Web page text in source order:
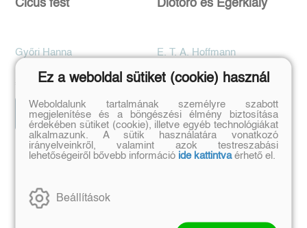
Cicus fest
Győri Hanna
Eredeti ár:
2 990 Ft
Bevezető ár:
2 691 Ft
Előrendelem
Diótörő és Egérkiály
E. T. A. Hoffmann
Eredeti ár:
4 000 Ft
Kötött ár:
3 600 Ft
Kosárba
Szerző további művei
Ez a weboldal sütiket (cookie) használ
Weboldalunk tartalmának személyre szabott
megjelenítése és a böngészési élmény biztosítása
érdekében sütiket (cookie), illetve egyéb technológiákat
alkalmazunk. A sütik használatára vonatkozó
irányelveinkről, valamint azok testreszabási
lehetőségeiről bővebb információ ide kattintvaérhető el.
Beállítások